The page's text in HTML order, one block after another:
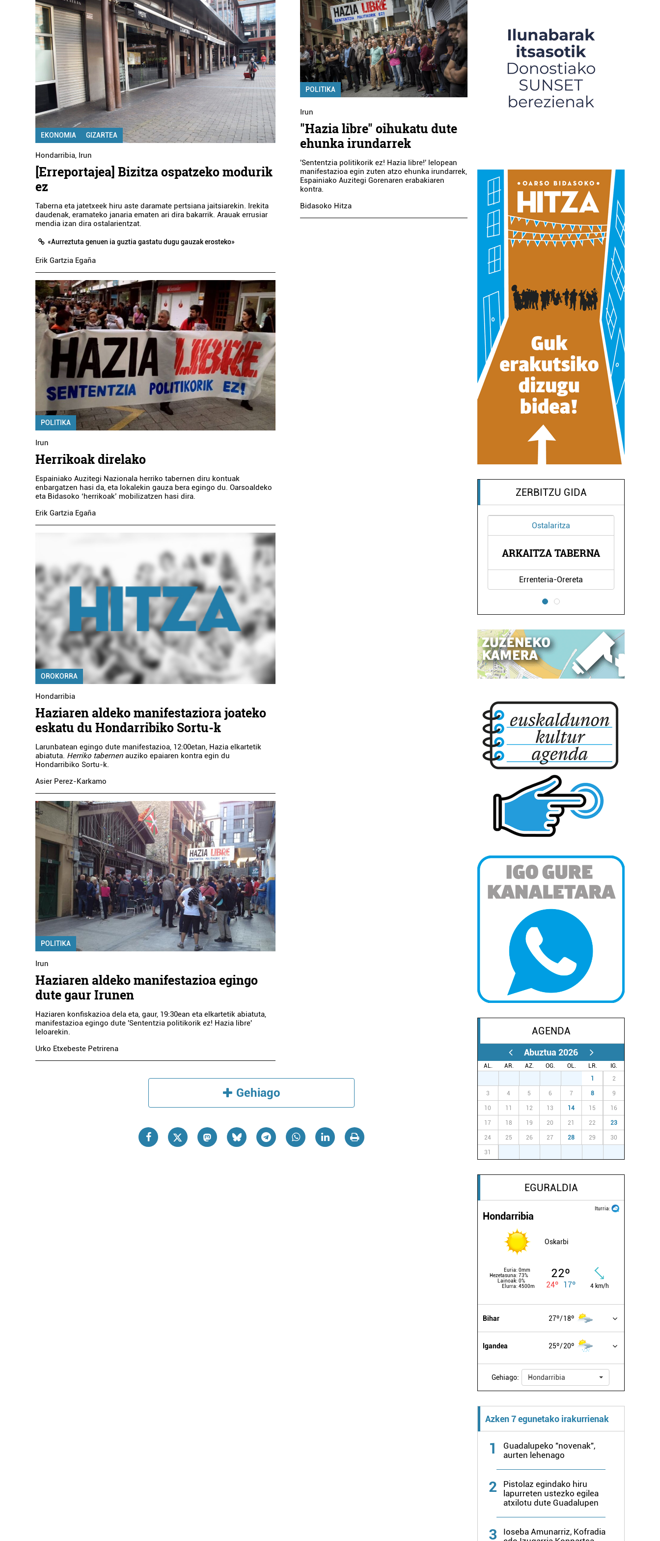
EKONOMIA GIZARTEA
Hondarribia, Irun
[Erreportajea] Bizitza ospatzeko modurik
ez
Taberna eta jatetxeek hiru aste daramate pertsiana jaitsiarekin. Irekita
daudenak, eramateko janaria ematen ari dira bakarrik. Arauak errusiar
mendia izan dira ostalarientzat.
«Aurreztuta genuen ia guztia gastatu dugu gauzak erosteko»
Erik Gartzia Egaña
POLITIKA
Irun
Herrikoak direlako
Espainiako Auzitegi Nazionala herriko tabernen diru kontuak
enbargatzen hasi da, eta lokalekin gauza bera egingo du. Oarsoaldeko
eta Bidasoko ‘herrikoak’ mobilizatzen hasi dira.
Erik Gartzia Egaña
OROKORRA
Hondarribia
Haziaren aldeko manifestaziora joateko
eskatu du Hondarribiko Sortu-k
Larunbatean egingo dute manifestazioa, 12:00etan, Hazia elkartetik
abiatuta. Herriko tabernen auziko epaiaren kontra egin du
Hondarribiko Sortu-k.
Asier Perez-Karkamo
POLITIKA
Irun
Haziaren aldeko manifestazioa egingo
dute gaur Irunen
Haziaren konfiskazioa dela eta, gaur, 19:30ean eta elkartetik abiatuta,
manifestazioa egingo dute 'Sententzia politikorik ez! Hazia libre'
leloarekin.
Urko Etxebeste Petrirena
POLITIKA
Irun
"Hazia libre" oihukatu dute
ehunka irundarrek
'Sententzia politikorik ez! Hazia libre!' lelopean
manifestazioa egin zuten atzo ehunka irundarrek,
Espainiako Auzitegi Gorenaren erabakiaren
kontra.
Bidasoko Hitza
Gehiago
ZERBITZU GIDA
Ostalaritza
ARKAITZA TABERNA
Errenteria-Orereta
TOMAS GARBIZU MUSIKA
TOMAS GARBIZU MUSIKA
ESKOLA
AGENDA
Abuztua 2026
AL. AR. AZ. OG. OL. LR.
IG.
1 2
3 4 5 6 7 8 9
10 11 12 13 14 15 16
17 18 19 20 21 22 23
24 25 26 27 28 29 30
31
EGURALDIA
Iturria:
Hondarribia
Oskarbi
Euria: 0mm
Hezetasuna: 73%
Lainoak: 0%
Elurra: 4500m
22º
24º 17º 4 km/h
Bihar 27º 18º
Igandea 25º 20º
Gehiago: Hondarribia
Azken 7 egunetako irakurrienak
1
Guadalupeko "novenak",
aurten lehenago
2
Pistolaz egindako hiru
lapurreten ustezko egilea
atxilotu dute Guadalupen
3
Ioseba Amunarriz, Kofradia